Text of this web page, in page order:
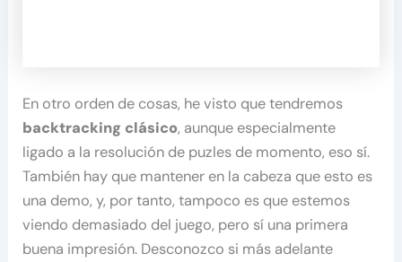
En otro orden de cosas, he visto que tendremos
backtracking clásico, aunque especialmente
ligado a la resolución de puzles de momento, eso sí.
También hay que mantener en la cabeza que esto es
una demo, y, por tanto, tampoco es que estemos
viendo demasiado del juego, pero sí una primera
buena impresión. Desconozco si más adelante